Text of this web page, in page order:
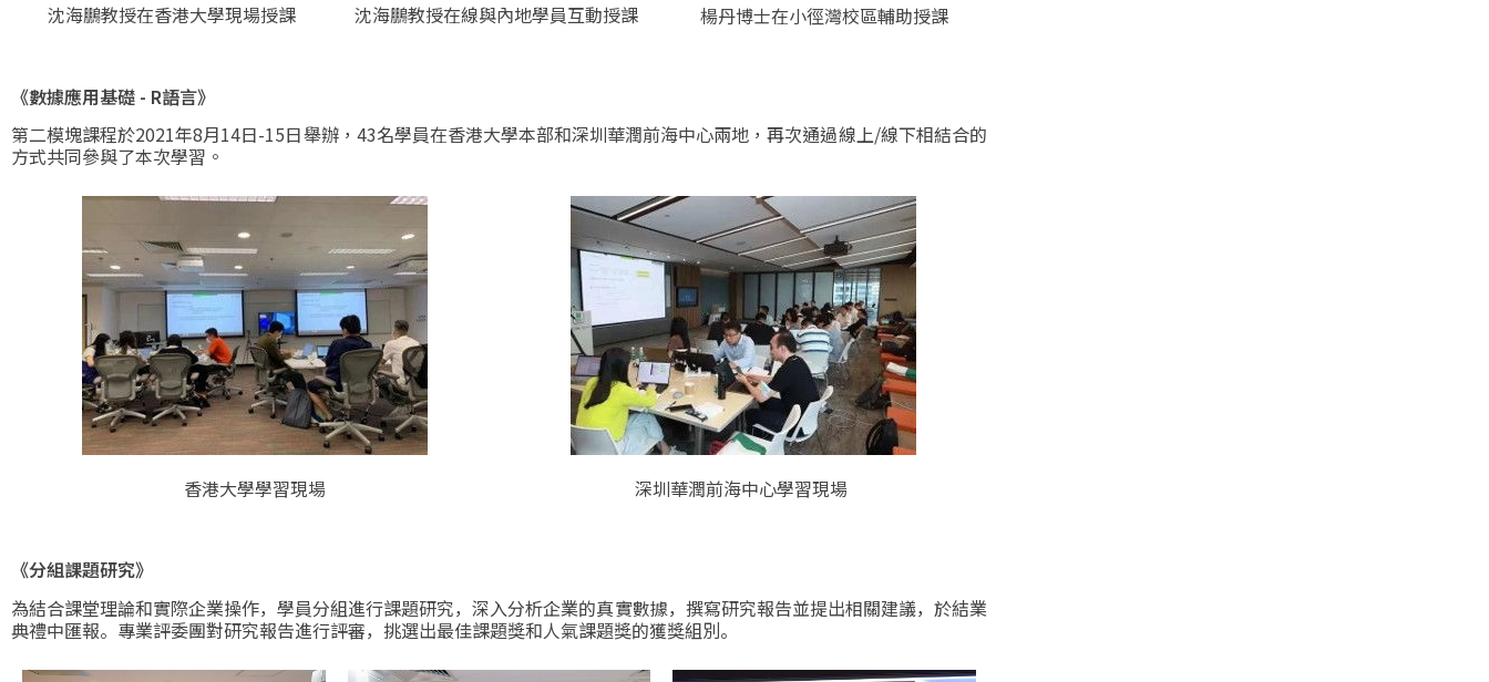
沈海鵬教授在香港大學現場授課 沈海鵬教授在線與內地學員互動授課 楊丹博士在小徑灣校區輔助授課
《數據應用基礎 - R語言》
第二模塊課程於2021年8月14日-15日舉辦，43名學員在香港大學本部和深圳華潤前海中心兩地，再次通過線上/線下相結合的
方式共同參與了本次學習。
香港大學學習現場 深圳華潤前海中心學習現場
《分組課題研究》
為結合課堂理論和實際企業操作，學員分組進行課題研究，深入分析企業的真實數據，撰寫研究報告並提出相關建議，於結業
典禮中匯報。專業評委團對研究報告進行評審，挑選出最佳課題獎和人氣課題獎的獲獎組別。